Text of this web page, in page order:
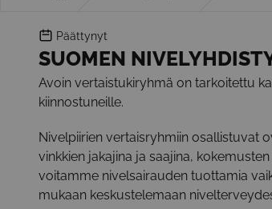
Päättynyt
SUOMEN
Avoin vertaistukiryhmä on tarkoitettu
kiinnostuneille.
Nivelpiirien vertaisryhmiin osallistuvat
vinkkien jakajina ja saajina,
voitamme nivelsairauden tuottamia
mukaan keskustelemaan